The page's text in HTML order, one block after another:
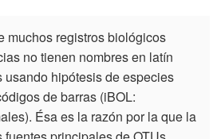
muchos registros biológicos
no tienen nombres en latín
usando hipótesis de especies
de barras (iBOL:
Ésa es la razón por la que la